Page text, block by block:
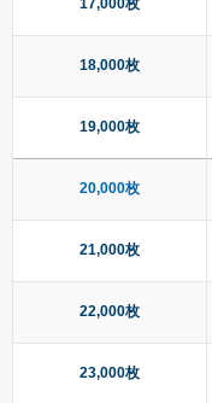
18,000枚
19,000枚
20,000枚
21,000枚
22,000枚
23,000枚